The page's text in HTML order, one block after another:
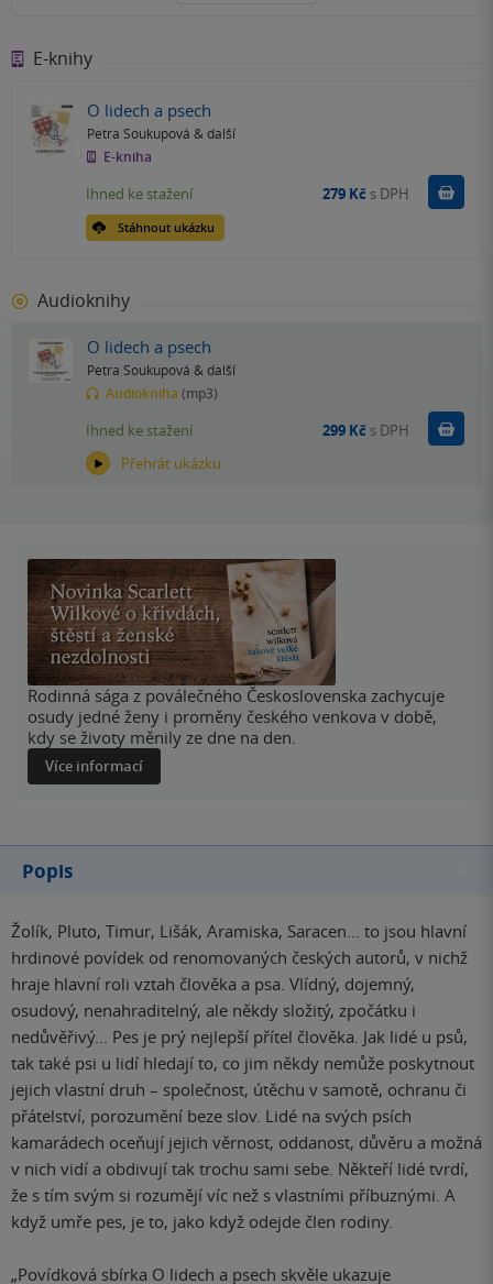
E-knihy
O lidech a psech
Petra Soukupová & další
E-kniha
Stáhnout ukázku
Ihned ke stažení 279 Kč s DPH Koupit
Audioknihy
O lidech a psech
Petra Soukupová & další
Audiokniha (mp3)
Přehrát ukázku
Ihned ke stažení 299 Kč s DPH Koupit
Rodinná sága z poválečného Československa zachycuje
osudy jedné ženy i proměny českého venkova v době,
kdy se životy měnily ze dne na den.
Více informací
Popis
Žolík, Pluto, Timur, Lišák, Aramiska, Saracen… to jsou hlavní
hrdinové povídek od renomovaných českých autorů, v nichž
hraje hlavní roli vztah člověka a psa. Vlídný, dojemný,
osudový, nenahraditelný, ale někdy složitý, zpočátku i
nedůvěřivý... Pes je prý nejlepší přítel člověka. Jak lidé u psů,
tak také psi u lidí hledají to, co jim někdy nemůže poskytnout
jejich vlastní druh – společnost, útěchu v samotě, ochranu či
přátelství, porozumění beze slov. Lidé na svých psích
kamarádech oceňují jejich věrnost, oddanost, důvěru a možná
v nich vidí a obdivují tak trochu sami sebe. Někteří lidé tvrdí,
že s tím svým si rozumějí víc než s vlastními příbuznými. A
když umře pes, je to, jako když odejde člen rodiny.
„Povídková sbírka O lidech a psech skvěle ukazuje